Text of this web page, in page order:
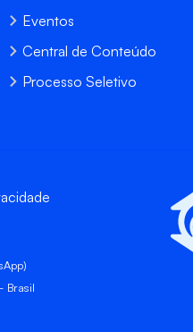
Eventos
Central de Conteúdo
Processo Seletivo
Brasil